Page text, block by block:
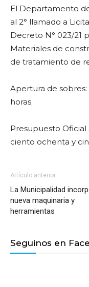
El Departamento
al 2° llamado a
Decreto N° 023/21
Materiales de
de tratamiento de
Apertura de sobres:
horas.
Presupuesto Oficial
ciento ochenta y
Artículo anterior
La Municipalidad
nueva maquinaria y
herramientas
Seguinos en